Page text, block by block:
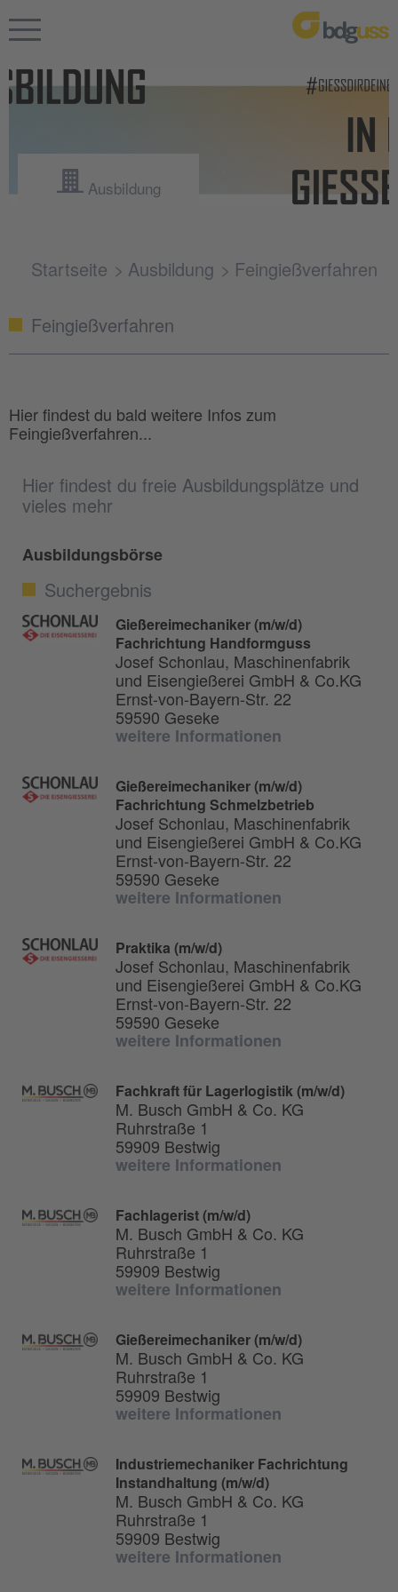
Ausbildung
Startseite Ausbildung Feingießverfahren
Hier findest du freie Ausbildungsplätze und
vieles mehr
Ausbildungsbörse
Suchergebnis
Gießereimechaniker (m/w/d)
Fachrichtung Handformguss
Josef Schonlau, Maschinenfabrik
und Eisengießerei GmbH & Co.KG
Ernst-von-Bayern-Str. 22
59590 Geseke
weitere Informationen
Gießereimechaniker (m/w/d)
Fachrichtung Schmelzbetrieb
Josef Schonlau, Maschinenfabrik
und Eisengießerei GmbH & Co.KG
Ernst-von-Bayern-Str. 22
59590 Geseke
weitere Informationen
Praktika (m/w/d)
Josef Schonlau, Maschinenfabrik
und Eisengießerei GmbH & Co.KG
Ernst-von-Bayern-Str. 22
59590 Geseke
weitere Informationen
Fachkraft für Lagerlogistik (m/w/d)
M. Busch GmbH & Co. KG
Ruhrstraße 1
59909 Bestwig
weitere Informationen
Fachlagerist (m/w/d)
M. Busch GmbH & Co. KG
Ruhrstraße 1
59909 Bestwig
weitere Informationen
Gießereimechaniker (m/w/d)
M. Busch GmbH & Co. KG
Ruhrstraße 1
59909 Bestwig
weitere Informationen
Industriemechaniker Fachrichtung
Instandhaltung (m/w/d)
M. Busch GmbH & Co. KG
Ruhrstraße 1
59909 Bestwig
weitere Informationen
Feingießverfahren
Hier findest du bald weitere Infos zum
Feingießverfahren...